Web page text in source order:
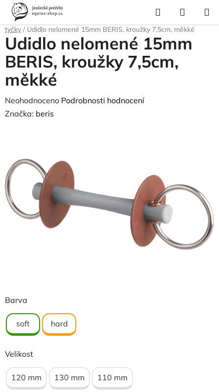
Přejít
obsah
Hledat
KOŠÍK
Domů
Pro koně
tyčky / Udidlo nelomené 15mm BERIS, kroužky 7,5cm, měkké
Barva
soft hard
Velikost
120 mm 130 mm 110 mm
Udidlo nelomené 15mm
BERIS, kroužky 7,5cm,
měkké
Průměrné
hodnocení
5
hvězdiček.
Neohodnoceno Podrobnosti hodnocení
Značka: beris